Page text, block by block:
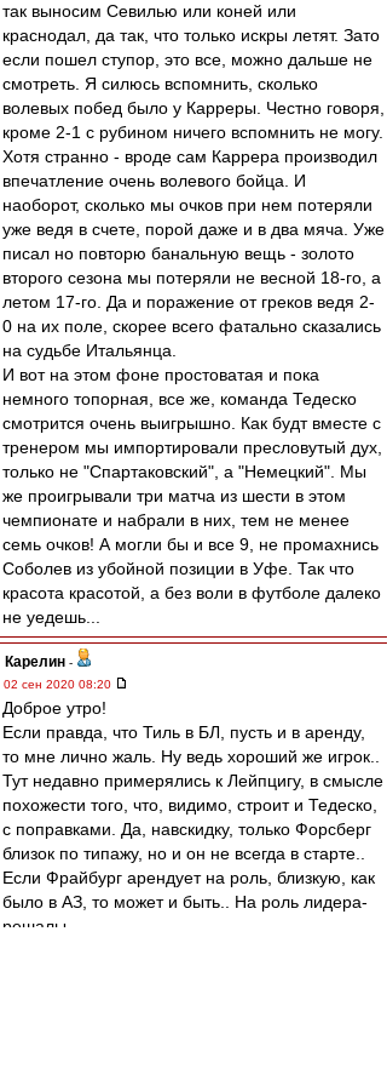
так выносим Севилью или коней или
краснодал, да так, что только искры летят. Зато
если пошел ступор, это все, можно дальше не
смотреть. Я силюсь вспомнить, сколько
волевых побед было у Карреры. Честно говоря,
кроме 2-1 с рубином ничего вспомнить не могу.
Хотя странно - вроде сам Каррера производил
впечатление очень волевого бойца. И
наоборот, сколько мы очков при нем потеряли
уже ведя в счете, порой даже и в два мяча. Уже
писал но повторю банальную вещь - золото
второго сезона мы потеряли не весной 18-го, а
летом 17-го. Да и поражение от греков ведя 2-
0 на их поле, скорее всего фатально сказались
на судьбе Итальянца.
И вот на этом фоне простоватая и пока
немного топорная, все же, команда Тедеско
смотрится очень выигрышно. Как будт вместе с
тренером мы импортировали пресловутый дух,
только не "Спартаковский", а "Немецкий". Мы
же проигрывали три матча из шести в этом
чемпионате и набрали в них, тем не менее
семь очков! А могли бы и все 9, не промахнись
Соболев из убойной позиции в Уфе. Так что
красота красотой, а без воли в футболе далеко
не уедешь...
Карелин -
02 сен 2020 08:20
Доброе утро!
Если правда, что Тиль в БЛ, пусть и в аренду,
то мне лично жаль. Ну ведь хороший же игрок..
Тут недавно примерялись к Лейпцигу, в смысле
похожести того, что, видимо, строит и Тедеско,
с поправками. Да, навскидку, только Форсберг
близок по типажу, но и он не всегда в старте..
Если Фрайбург арендует на роль, близкую, как
было в АЗ, то может и быть.. На роль лидера-
решалы.